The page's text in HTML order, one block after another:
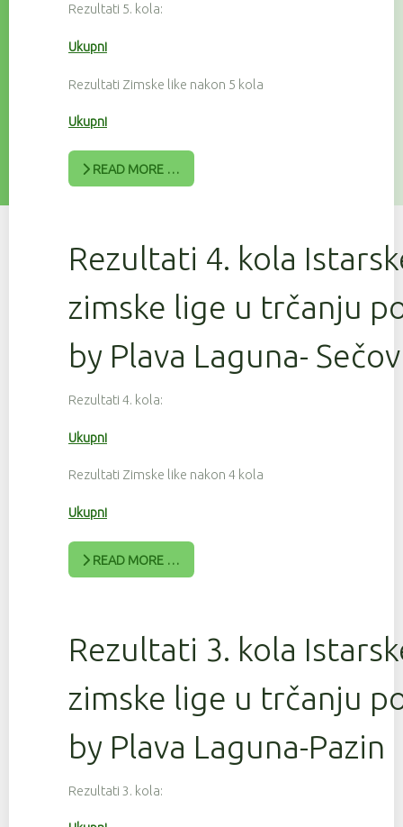
Rezultati 5. kola:
Ukupni
Rezultati Zimske like nakon 5 kola
Ukupni
READ MORE …
Rezultati 4. kola
zimske lige u trčanju
by Plava Laguna-
Rezultati 4. kola:
Ukupni
Rezultati Zimske like nakon 4 kola
Ukupni
READ MORE …
Rezultati 3. kola
zimske lige u trčanju
by Plava Laguna-Pazin
Rezultati 3. kola: